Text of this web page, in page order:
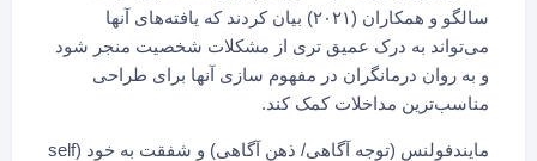
سالگو و همکاران (۲۰۲۱) بیان کردند که یافته‌های آنها
می‌تواند به درک عمیق تری از مشکلات شخصیت منجر شود
و به روان درمانگران در مفهوم سازی آنها برای طراحی
مناسب‌ترین مداخلات کمک کند.
مایندفولنس (توجه آگاهی/ ذهن آگاهی) و شفقت به خود (self